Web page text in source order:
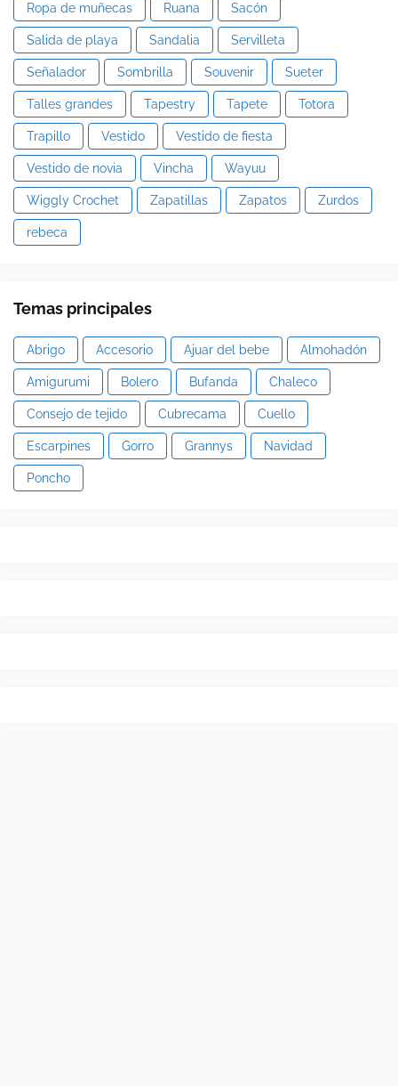
Ropa de muñecas Ruana Sacón
Salida de playa Sandalia Servilleta
Señalador Sombrilla Souvenir Sueter
Talles grandes Tapestry Tapete Totora
Trapillo Vestido Vestido de fiesta
Vestido de novia Vincha Wayuu
Wiggly Crochet Zapatillas Zapatos Zurdos
rebeca
Temas principales
Abrigo Accesorio Ajuar del bebe Almohadón
Amigurumi Bolero Bufanda Chaleco
Consejo de tejido Cubrecama Cuello
Escarpines Gorro Grannys Navidad
Poncho